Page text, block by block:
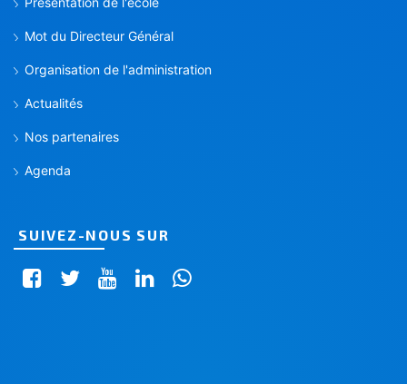
Mot du Directeur Général
Organisation de l'administration
Actualités
Nos partenaires
Agenda
SUIVEZ-NOUS SUR